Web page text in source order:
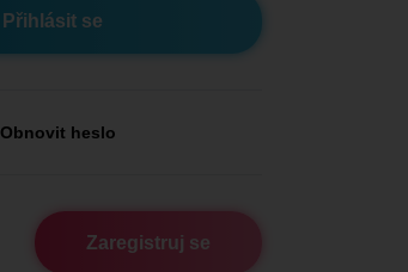
Obnovit heslo
Zaregistruj se